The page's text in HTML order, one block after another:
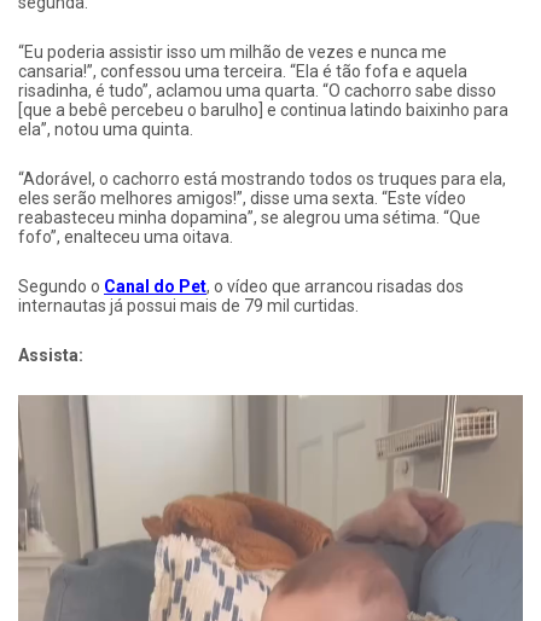
“Eu poderia assistir isso um milhão de vezes e nunca me
cansaria!”, confessou uma terceira. “Ela é tão fofa e aquela
risadinha, é tudo”, aclamou uma quarta. “O cachorro sabe disso
[que a bebê percebeu o barulho] e continua latindo baixinho para
ela”, notou uma quinta.
“Adorável, o cachorro está mostrando todos os truques para ela,
eles serão melhores amigos!”, disse uma sexta. “Este vídeo
reabasteceu minha dopamina”, se alegrou uma sétima. “Que
fofo”, enalteceu uma oitava.
Segundo o Canal do Pet, o vídeo que arrancou risadas dos
internautas já possui mais de 79 mil curtidas.
Assista:
Tocador
de
vídeo